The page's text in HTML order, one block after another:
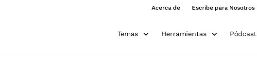
Acerca de Escribe para Nosotros
Temas Herramientas Pódcast